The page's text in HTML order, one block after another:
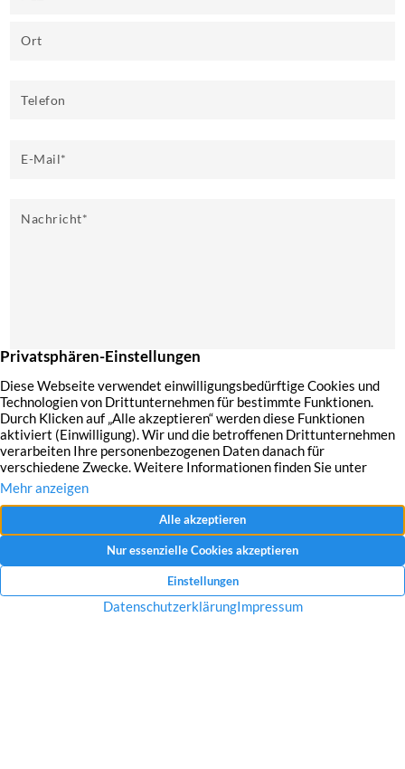
Ort
Telefon
E-Mail*
Nachricht*
Mit dem Absenden Ihrer Anfrage erklären Sie sich mit der Erfassung, Speicherung
und Verwendung Ihrer angegebenen Daten zum Zweck der Bearbeitung Ihrer
Datenschutzerklärung und Widerrufshinweise